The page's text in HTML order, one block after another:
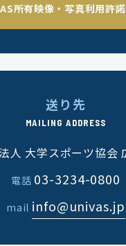
所有映像・写真利用許
送り先
MAILING ADDRESS
人 大学スポーツ協会
電話 03-3234-0800
mail info@univas.jp